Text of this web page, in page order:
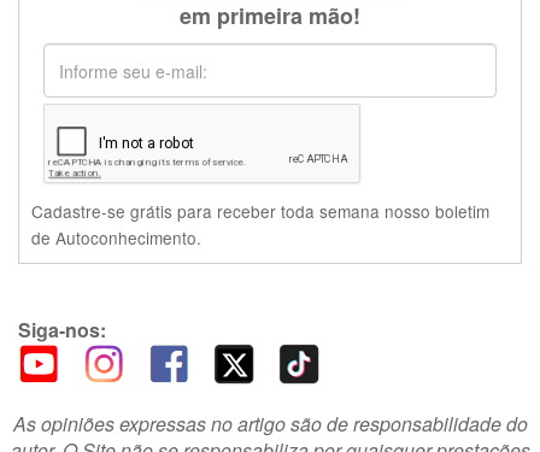
em primeira mão!
Cadastre-se grátis para receber toda semana nosso boletim
de Autoconhecimento.
Siga-nos:
As opiniões expressas no artigo são de responsabilidade do